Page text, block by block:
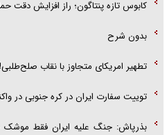
کابوس تازه پنتاگون؛ راز افزایش
بدون شرح
تطهیر امریکای متجاوز با نقاب صلح‌طلبی!
توییت سفارت ایران در کره جنوبی در
بذرپاش: ‏جنگ علیه ایران فقط موشک